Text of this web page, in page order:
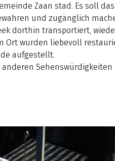
Zaan stad. Es soll das
und zugänglich
dorthin transportiert,
Ort wurden liebevoll
aufgestellt.
Sehenswürdigkeiten